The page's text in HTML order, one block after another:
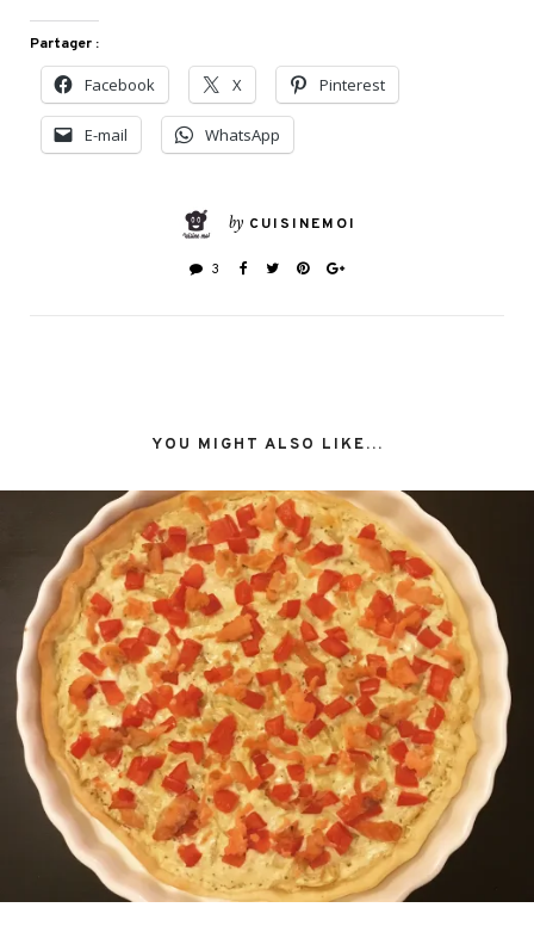
Partager :
Facebook X Pinterest
E-mail WhatsApp
by CUISINEMOI
3
YOU MIGHT ALSO LIKE...